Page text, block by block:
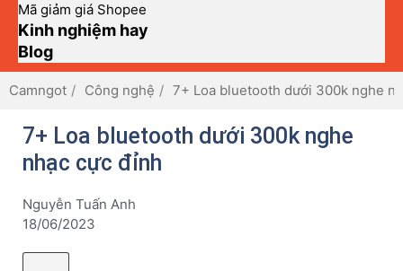
Mã giảm giá Shopee
Kinh nghiệm hay
Blog
Camngot Công nghệ 7+ Loa bluetooth dưới 300k nghe
7+ Loa bluetooth dưới 300k nghe
nhạc cực đỉnh
Nguyễn Tuấn Anh
18/06/2023